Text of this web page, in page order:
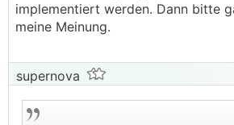
implementiert werden. Dann bitte
meine Meinung.
supernova